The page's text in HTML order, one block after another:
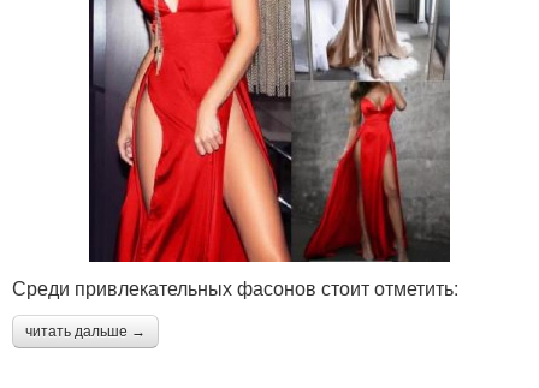
Среди привлекательных фасонов стоит отметить:
читать дальше →